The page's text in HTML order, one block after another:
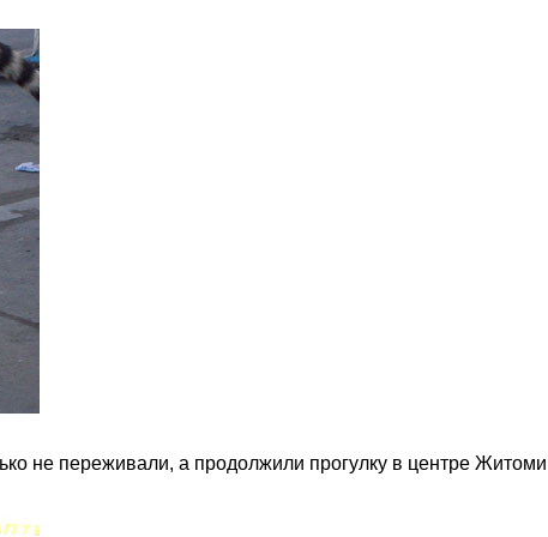
не переживали, а продолжили прогулку в центре